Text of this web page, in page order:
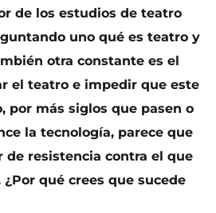
de los estudios de teatro
uno qué es teatro y
otra constante es el
el teatro e impedir que este
por más siglos que pasen o
la tecnología, parece que
de resistencia contra el que
qué crees que sucede